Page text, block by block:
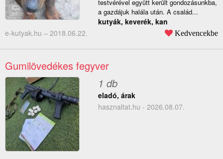
testvérével együtt került gondozásunkba,
a gazdájuk halála után. A család...
kutyák, keverék, kan
e-kutyak.hu – 2018.06.22. Kedvencekbe
Gumilövedékes fegyver
1 db
eladó, árak
hasznaltat.hu - 2026.08.07.